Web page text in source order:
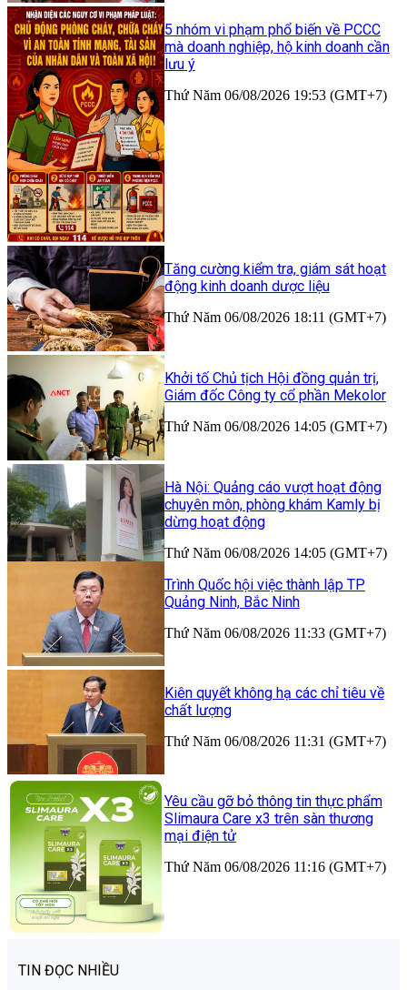
5 nhóm vi phạm phổ biến về PCCC
mà doanh nghiệp, hộ kinh doanh cần
lưu ý
Thứ Năm 06/08/2026 19:53 (GMT+7)
Tăng cường kiểm tra, giám sát hoạt
động kinh doanh dược liệu
Thứ Năm 06/08/2026 18:11 (GMT+7)
Khởi tố Chủ tịch Hội đồng quản trị,
Giám đốc Công ty cổ phần Mekolor
Thứ Năm 06/08/2026 14:05 (GMT+7)
Hà Nội: Quảng cáo vượt hoạt động
chuyên môn, phòng khám Kamly bị
dừng hoạt động
Thứ Năm 06/08/2026 14:05 (GMT+7)
Trình Quốc hội việc thành lập TP
Quảng Ninh, Bắc Ninh
Thứ Năm 06/08/2026 11:33 (GMT+7)
Kiên quyết không hạ các chỉ tiêu về
chất lượng
Thứ Năm 06/08/2026 11:31 (GMT+7)
Yêu cầu gỡ bỏ thông tin thực phẩm
Slimaura Care x3 trên sàn thương
mại điện tử
Thứ Năm 06/08/2026 11:16 (GMT+7)
TIN ĐỌC NHIỀU